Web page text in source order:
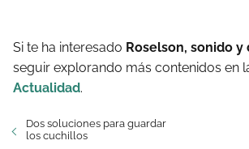
Si te ha interesado Roselson, sonido y
seguir explorando más contenidos en
Actualidad.
Dos soluciones para guardar
los cuchillos